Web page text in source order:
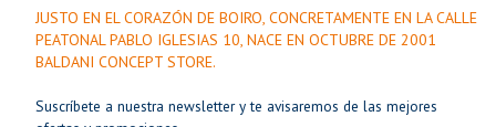
JUSTO EN EL CORAZÓN DE BOIRO, CONCRETAMENTE EN LA CALLE
PEATONAL PABLO IGLESIAS 10, NACE EN OCTUBRE DE 2001
BALDANI CONCEPT STORE.
Suscríbete a nuestra newsletter y te avisaremos de las mejores